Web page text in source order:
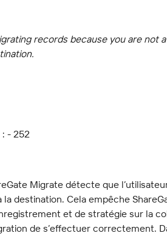
records because you are not
- 252
Migrate détecte que
destination. Cela empêche
et de stratégie sur la
de s’effectuer correctement.